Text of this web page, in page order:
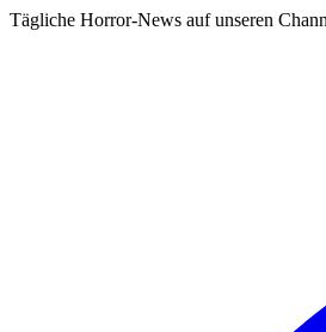
Tägliche Horror-News auf unseren